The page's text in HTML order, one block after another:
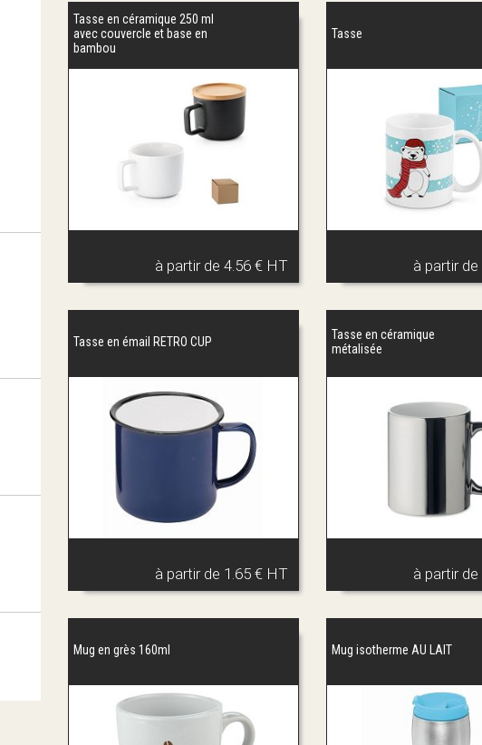
Tasse en céramique 250 ml
avec couvercle et base en
bambou
à partir de 4.56 € HT
Tasse
à partir de
Tasse en émail RETRO CUP
à partir de 1.65 € HT
Tasse en céramique
métalisée
à partir de
Mug en grès 160ml Mug isotherme AU LAIT